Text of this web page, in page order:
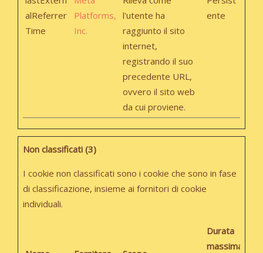
alReferrer
Time
Platforms,
Inc.
l'utente ha
raggiunto il sito
internet,
registrando il suo
precedente URL,
ovvero il sito web
da cui proviene.
ente
Non classificati (3)
I cookie non classificati sono i cookie che sono in fase
di classificazione, insieme ai fornitori di cookie
individuali.
Durata
massima